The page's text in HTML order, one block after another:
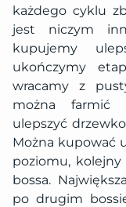
każdego cyklu
jest niczym
kupujemy
ukończymy
wracamy z
można farmić
ulepszyć
Można kupować
poziomu,
bossa.
po drugim